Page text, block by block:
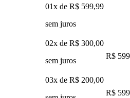
01x de R$ 599,99
sem juros
02x de R$ 300,00
sem juros
R$
03x de R$ 200,00
R$